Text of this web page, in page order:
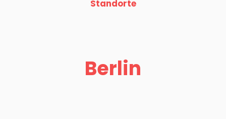
Standorte
Berlin